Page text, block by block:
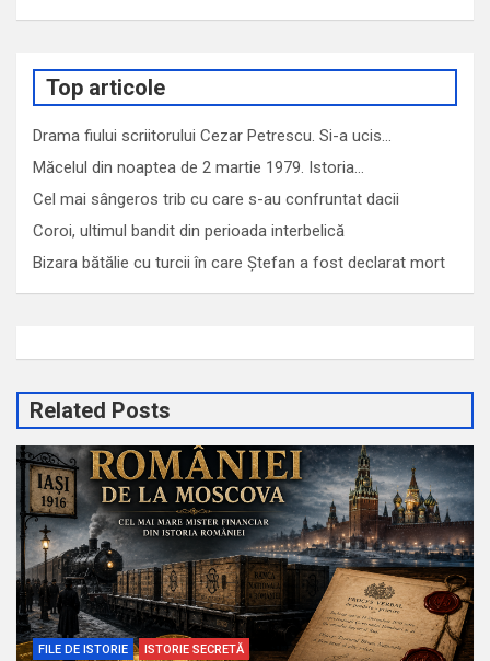
Top articole
Drama fiului scriitorului Cezar Petrescu. Si-a ucis…
Măcelul din noaptea de 2 martie 1979. Istoria…
Cel mai sângeros trib cu care s-au confruntat dacii
Coroi, ultimul bandit din perioada interbelică
Bizara bătălie cu turcii în care Ștefan a fost declarat mort
Related Posts
FILE DE ISTORIE ISTORIE SECRETĂ